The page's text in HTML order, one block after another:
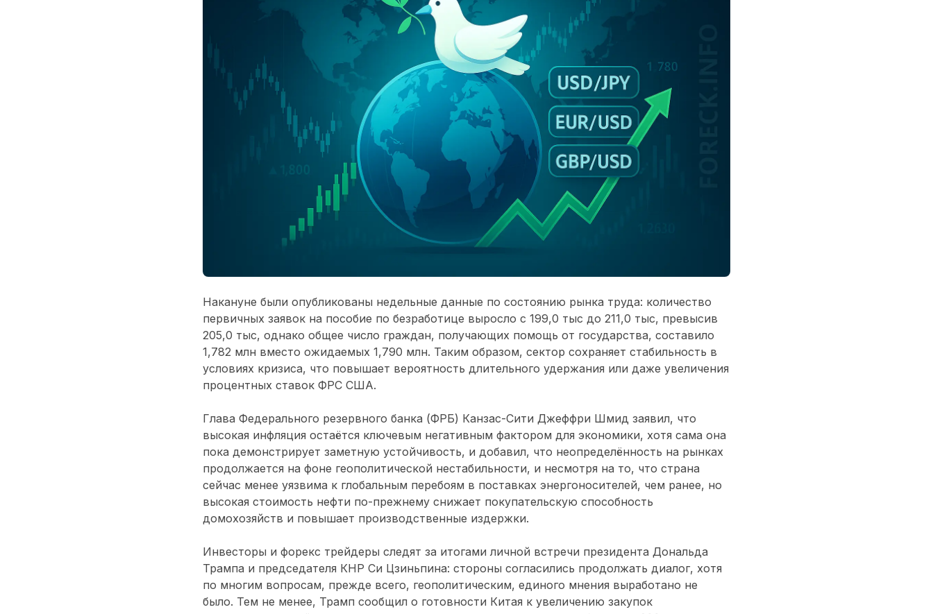
Накануне были опубликованы недельные данные по состоянию рынка труда: количество
первичных заявок на пособие по безработице выросло с 199,0 тыс до 211,0 тыс, превысив
205,0 тыс, однако общее число граждан, получающих помощь от государства, составило
1,782 млн вместо ожидаемых 1,790 млн. Таким образом, сектор сохраняет стабильность в
условиях кризиса, что повышает вероятность длительного удержания или даже увеличения
процентных ставок ФРС США.
Глава Федерального резервного банка (ФРБ) Канзас-Сити Джеффри Шмид заявил, что
высокая инфляция остаётся ключевым негативным фактором для экономики, хотя сама она
пока демонстрирует заметную устойчивость, и добавил, что неопределённость на рынках
продолжается на фоне геополитической нестабильности, и несмотря на то, что страна
сейчас менее уязвима к глобальным перебоям в поставках энергоносителей, чем ранее, но
высокая стоимость нефти по-прежнему снижает покупательскую способность
домохозяйств и повышает производственные издержки.
Инвесторы и форекс трейдеры следят за итогами личной встречи президента Дональда
Трампа и председателя КНР Си Цзиньпина: стороны согласились продолжать диалог, хотя
по многим вопросам, прежде всего, геополитическим, единого мнения выработано не
было. Тем не менее, Трамп сообщил о готовности Китая к увеличению закупок